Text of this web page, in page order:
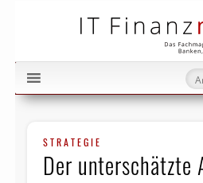
STRATEGIE
Der